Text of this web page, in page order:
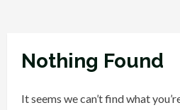
Nothing Found
It seems we can’t find what